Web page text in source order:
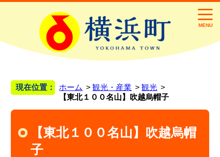
MENU
現在位置： ホーム 観光・産業
観光
【東北１００名山】吹越烏帽子
【東北１００名山】吹越烏帽
子